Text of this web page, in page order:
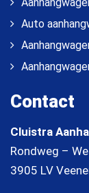
Auto
Contact
Cluistra
Rondweg –
3905 LV